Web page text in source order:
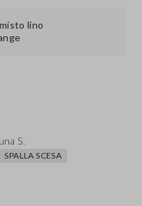
S.
SPALLA SCESA